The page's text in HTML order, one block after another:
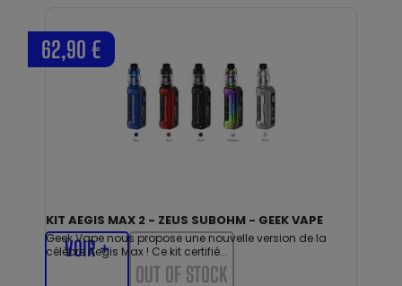
KIT AEGIS MAX 2 - ZEUS SUBOHM - GEEK VAPE
Geek Vape nous propose une nouvelle version de la
célèbre Aegis Max ! Ce kit certifié...
62,90 €
VOIR +
OUT OF STOCK